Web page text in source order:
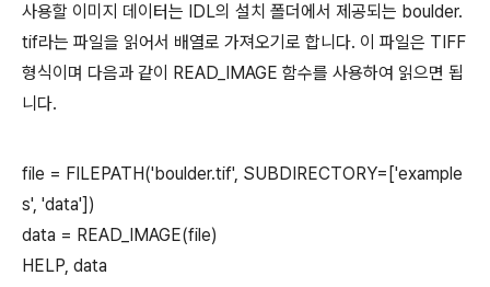
사용할 이미지 데이터는 IDL의 설치 폴더에서 제공되는 boulder.
tif라는 파일을 읽어서 배열로 가져오기로 합니다. 이 파일은 TIFF
형식이며 다음과 같이 READ_IMAGE 함수를 사용하여 읽으면 됩
니다.
file = FILEPATH('boulder.tif', SUBDIRECTORY=['example
s', 'data'])
data = READ_IMAGE(file)
HELP, data